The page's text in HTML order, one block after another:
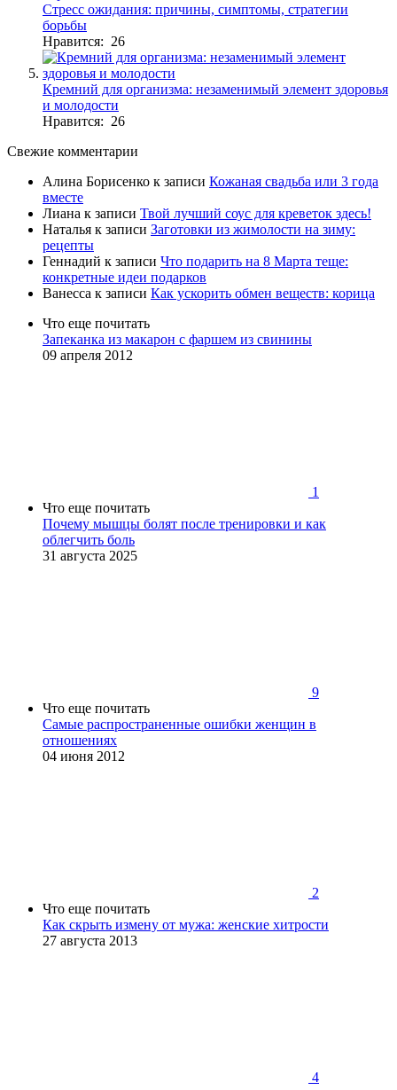
Стресс ожидания: причины, симптомы, стратегии
борьбы
Нравится: 26
Кремний для организма: незаменимый элемент здоровья
и молодости
Нравится: 26
Свежие комментарии
Алина Борисенко к записи Кожаная свадьба или 3 года
вместе
Лиана к записи Твой лучший соус для креветок здесь!
Наталья к записи Заготовки из жимолости на зиму:
рецепты
Геннадий к записи Что подарить на 8 Марта теще:
конкретные идеи подарков
Ванесса к записи Как ускорить обмен веществ: корица
Что еще почитать
Запеканка из макарон с фаршем из свинины
09 апреля 2012
1
Что еще почитать
Почему мышцы болят после тренировки и как
облегчить боль
31 августа 2025
9
Что еще почитать
Самые распространенные ошибки женщин в
отношениях
04 июня 2012
2
Что еще почитать
Как скрыть измену от мужа: женские хитрости
27 августа 2013
4